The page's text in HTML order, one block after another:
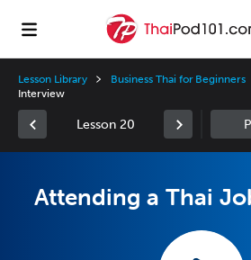
Lesson Library Business Thai for Beginners
Interview
Lesson 20
Attending a Thai